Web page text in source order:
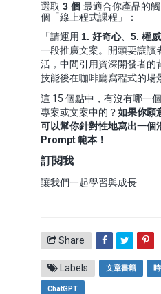
選取 3 個 最適合你產品的
個「線上程式課程」：
「請運用 1. 好奇心、 5. 權
一段推廣文案。開頭要讓讀
活，中間引用資深開發者的
技能後在咖啡廳寫程式的場
這 15 個點中，有沒有哪一
專案或文案中的？如果你願
可以幫你針對性地寫出一個
Prompt 範本！
訂閱我
讓我們一起學習與成長
Share
Labels 文章書籍
ChatGPT